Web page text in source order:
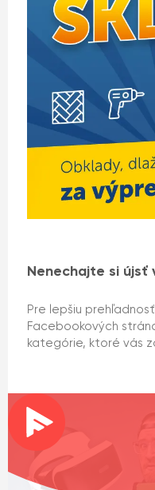
Nenechajte si
Pre lepšiu
Facebookových
kategórie, ktoré vás